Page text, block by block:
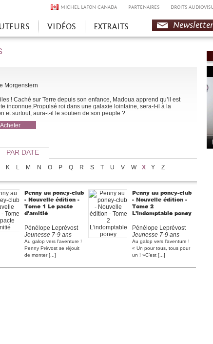
MICHEL LAFON CANADA PARTENAIRES DROITS
VIDÉOS EXTRAITS Newsletter
Morgenstern
! Caché sur Terre depuis son enfance, Madoua apprend qu’il est
inconnue.Propulsé roi dans une galaxie lointaine, sera-t-il à la
et surtout, aura-t-il le soutien de son peuple ?
Acheter
PAR DATE
K L M N O P Q R S T U V W X Y Z
Penny au poney-club
- Nouvelle édition -
Tome 1 Le pacte
d'amitié
Pénélope Leprévost
Jeunesse 7-9 ans
Au galop vers l’aventure !
Penny Prévost se réjouit
de monter [...]
Penny au poney-club
- Nouvelle édition -
Tome 2
L'indomptable poney
Pénélope Leprévost
Jeunesse 7-9 ans
Au galop vers l’aventure !
« Un pour tous, tous pour
un ! »C’est [...]